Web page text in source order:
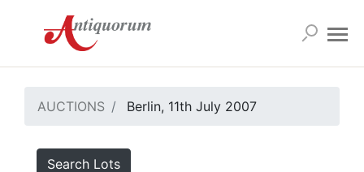
AUCTIONS Berlin, 11th July 2007
Search Lots